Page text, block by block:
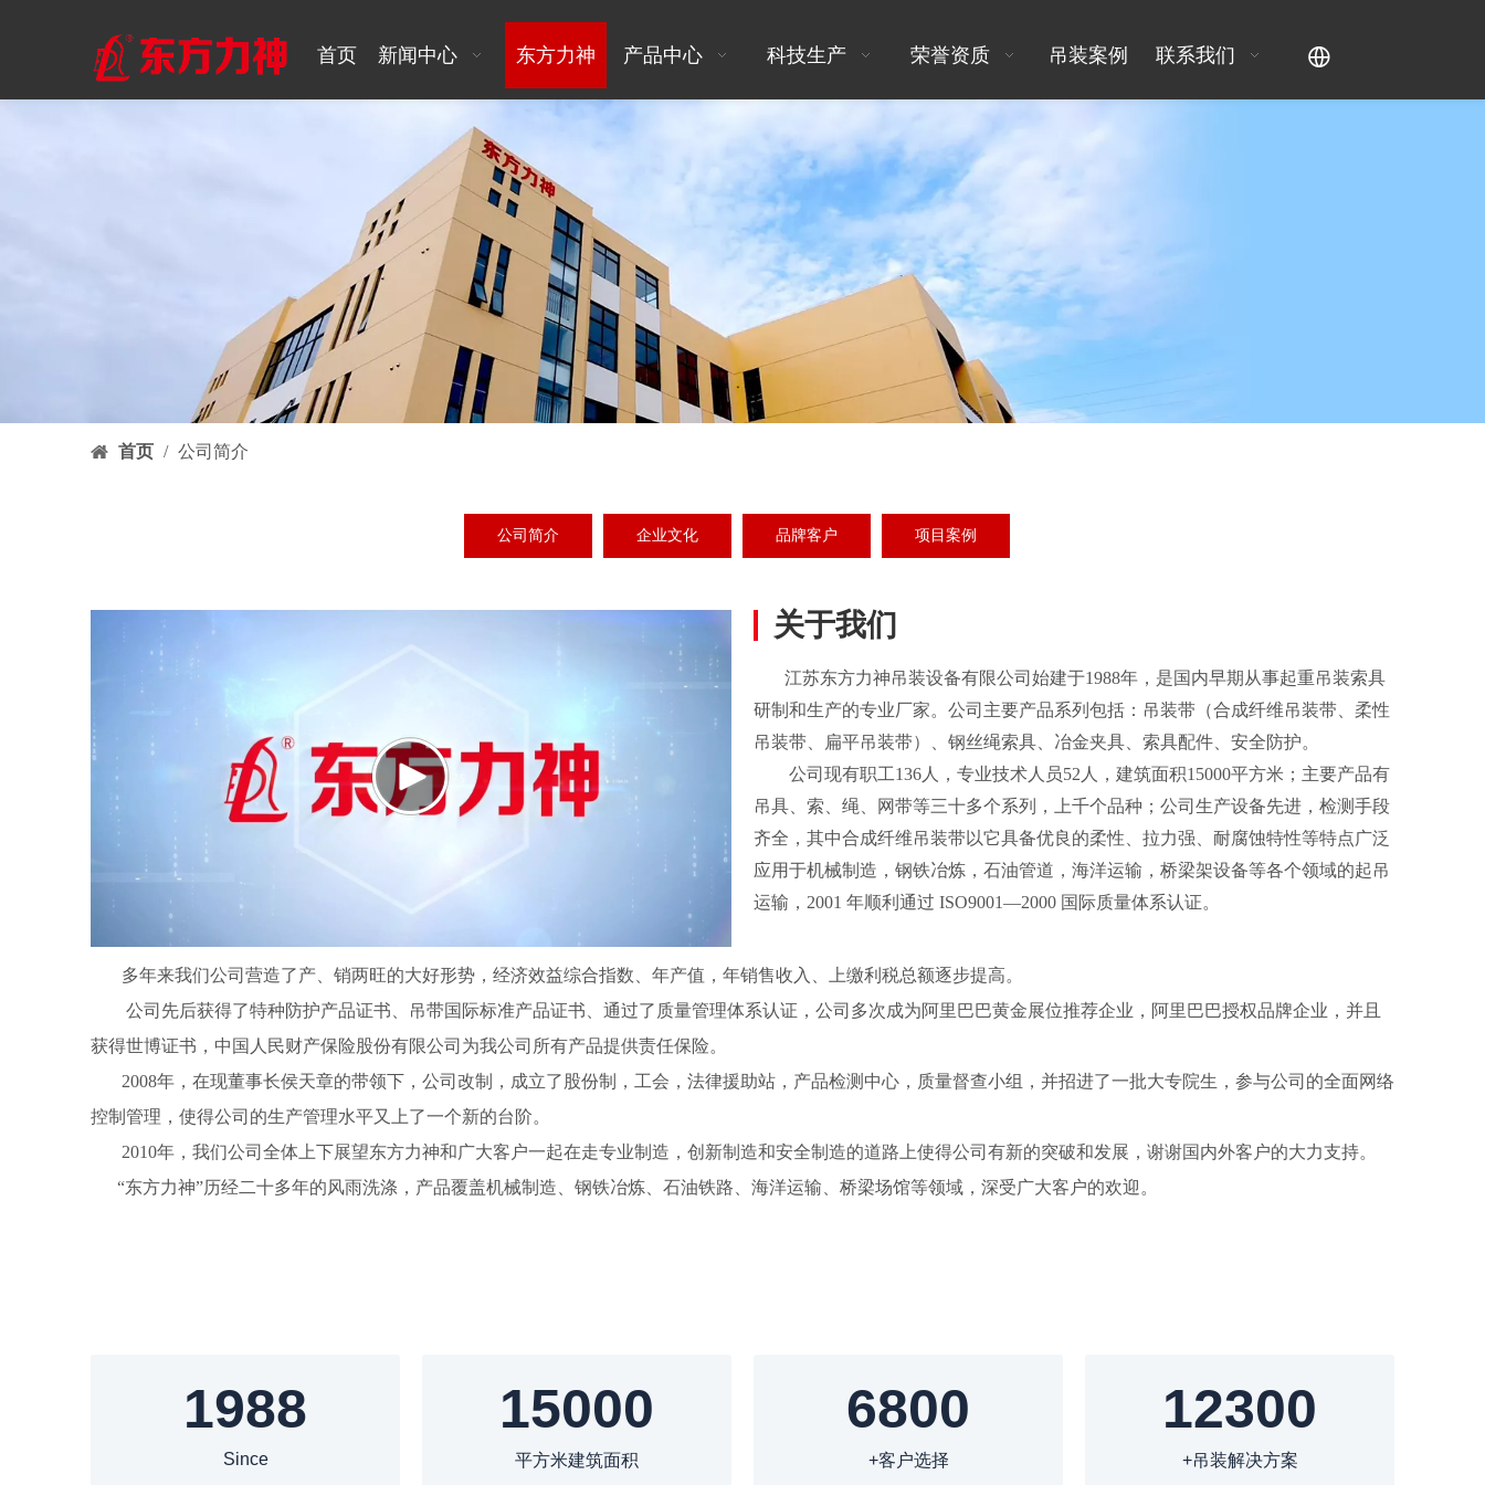
首页 新闻中心 东方力神 产品中心 科技生产 荣誉资质 吊装案例 联系我们
首页 / 公司简介
公司简介 企业文化 品牌客户 项目案例
关于我们
江苏东方力神吊装设备有限公司始建于1988年，是国内早期从事起重吊装索具
研制和生产的专业厂家。公司主要产品系列包括：吊装带（合成纤维吊装带、柔性
吊装带、扁平吊装带）、钢丝绳索具、冶金夹具、索具配件、安全防护。
公司现有职工136人，专业技术人员52人，建筑面积15000平方米；主要产品有
吊具、索、绳、网带等三十多个系列，上千个品种；公司生产设备先进，检测手段
齐全，其中合成纤维吊装带以它具备优良的柔性、拉力强、耐腐蚀特性等特点广泛
应用于机械制造，钢铁冶炼，石油管道，海洋运输，桥梁架设备等各个领域的起吊
运输，2001 年顺利通过 ISO9001—2000 国际质量体系认证。
多年来我们公司营造了产、销两旺的大好形势，经济效益综合指数、年产值，年销售收入、上缴利税总额逐步提高。
公司先后获得了特种防护产品证书、吊带国际标准产品证书、通过了质量管理体系认证，公司多次成为阿里巴巴黄金展位推荐企业，阿里巴巴授权品牌企业，并且
获得世博证书，中国人民财产保险股份有限公司为我公司所有产品提供责任保险。
2008年，在现董事长侯天章的带领下，公司改制，成立了股份制，工会，法律援助站，产品检测中心，质量督查小组，并招进了一批大专院生，参与公司的全面网络
控制管理，使得公司的生产管理水平又上了一个新的台阶。
2010年，我们公司全体上下展望东方力神和广大客户一起在走专业制造，创新制造和安全制造的道路上使得公司有新的突破和发展，谢谢国内外客户的大力支持。
“东方力神”历经二十多年的风雨洗涤，产品覆盖机械制造、钢铁冶炼、石油铁路、海洋运输、桥梁场馆等领域，深受广大客户的欢迎。
1988
Since
15000
平方米建筑面积
6800
+客户选择
12300
+吊装解决方案